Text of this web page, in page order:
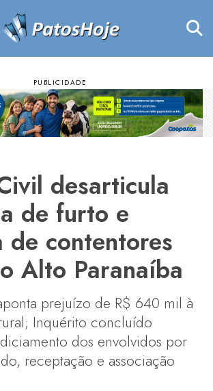
desarticula
de furto e
de contentores
Alto Paranaíba
prejuízo de R$ 640 mil à
Inquérito concluído
dos envolvidos por
receptação e associação